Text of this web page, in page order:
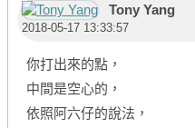
Tony Yang
2018-05-17 13:33:57
你打出來的點，
中間是空心的，
依照阿六仔的說法，